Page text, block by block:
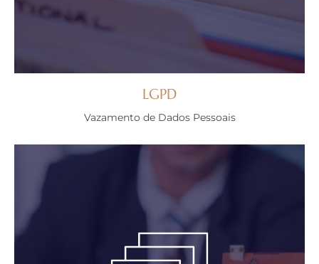
LGPD
Vazamento de Dados Pessoais